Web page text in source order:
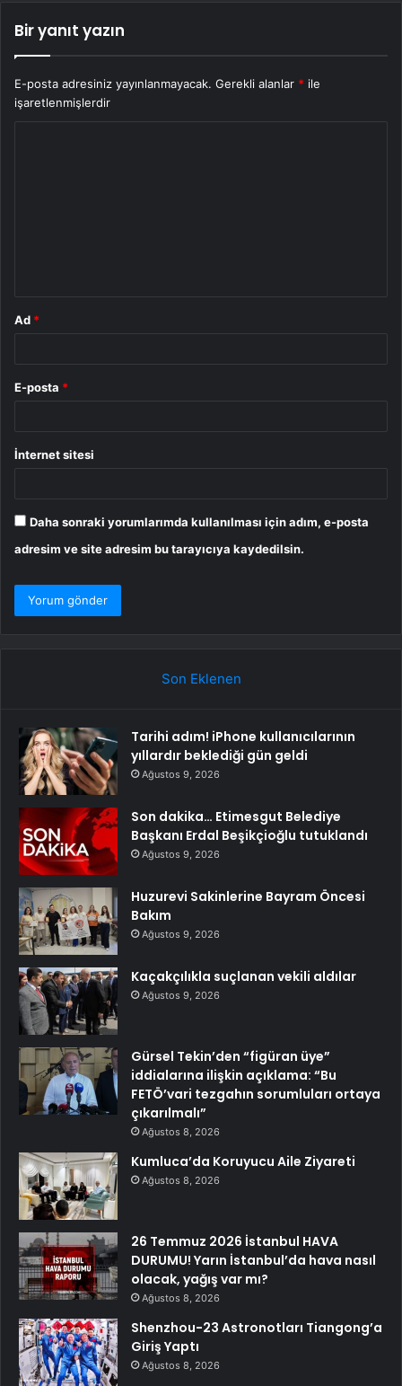
Bir yanıt yazın
E-posta adresiniz yayınlanmayacak. Gerekli alanlar * ile
işaretlenmişlerdir
Ad *
E-posta *
İnternet sitesi
Daha sonraki yorumlarımda kullanılması için adım, e-posta
adresim ve site adresim bu tarayıcıya kaydedilsin.
Son Eklenen
Tarihi adım! iPhone kullanıcılarının
yıllardır beklediği gün geldi
Ağustos 9, 2026
Son dakika… Etimesgut Belediye
Başkanı Erdal Beşikçioğlu tutuklandı
Ağustos 9, 2026
Huzurevi Sakinlerine Bayram Öncesi
Bakım
Ağustos 9, 2026
Kaçakçılıkla suçlanan vekili aldılar
Ağustos 9, 2026
Gürsel Tekin’den “figüran üye”
iddialarına ilişkin açıklama: “Bu
FETÖ’vari tezgahın sorumluları ortaya
çıkarılmalı”
Ağustos 8, 2026
Kumluca’da Koruyucu Aile Ziyareti
Ağustos 8, 2026
26 Temmuz 2026 İstanbul HAVA
DURUMU! Yarın İstanbul’da hava nasıl
olacak, yağış var mı?
Ağustos 8, 2026
Shenzhou-23 Astronotları Tiangong’a
Giriş Yaptı
Ağustos 8, 2026